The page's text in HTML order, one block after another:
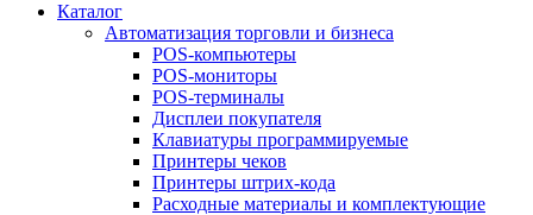
Каталог
Автоматизация торговли и бизнеса
POS-компьютеры
POS-мониторы
POS-терминалы
Дисплеи покупателя
Клавиатуры программируемые
Принтеры чеков
Принтеры штрих-кода
Расходные материалы и комплектующие